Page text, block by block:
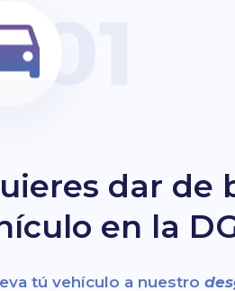
dar de
en la
tú vehículo a nuestro